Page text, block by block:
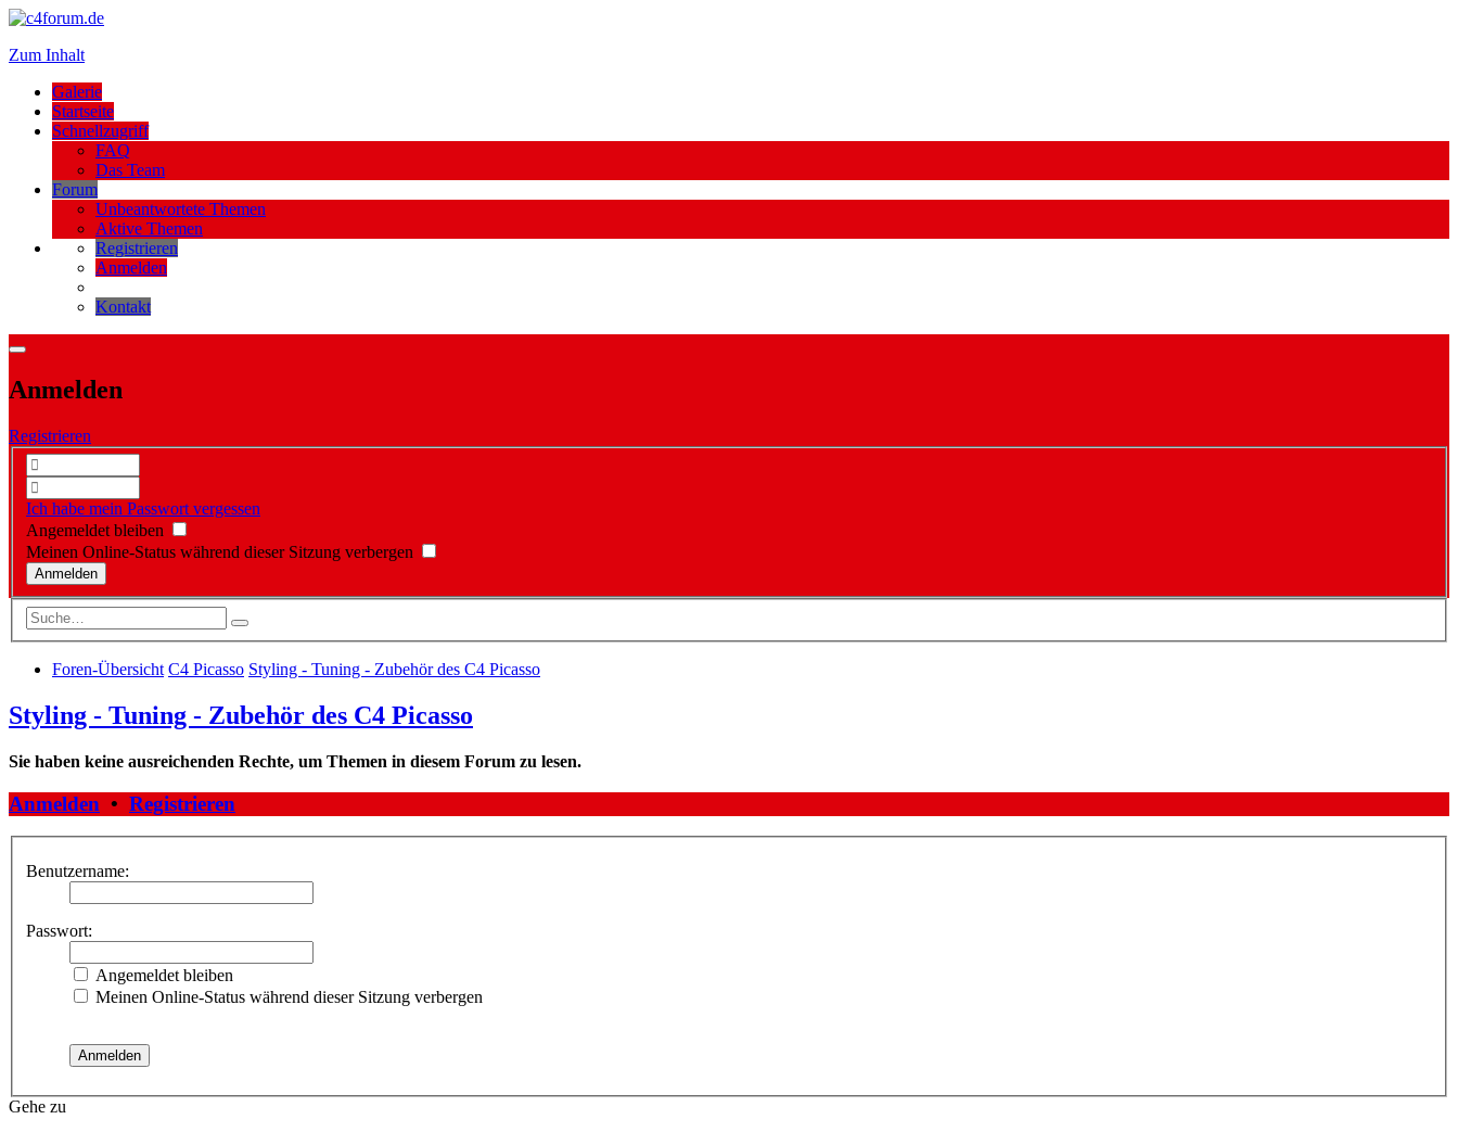
Zum Inhalt
Galerie
Startseite
Schnellzugriff
FAQ
Das Team
Forum
Unbeantwortete Themen
Aktive Themen
Registrieren
Anmelden
Kontakt
Anmelden
Registrieren
Ich habe mein Passwort vergessen
Angemeldet bleiben
Meinen Online-Status während dieser Sitzung verbergen
Foren-Übersicht C4 Picasso Styling - Tuning - Zubehör des C4 Picasso
Styling - Tuning - Zubehör des C4 Picasso
Sie haben keine ausreichenden Rechte, um Themen in diesem Forum zu lesen.
Anmelden • Registrieren
Benutzername:
Passwort:
Angemeldet bleiben
Meinen Online-Status während dieser Sitzung verbergen
Gehe zu